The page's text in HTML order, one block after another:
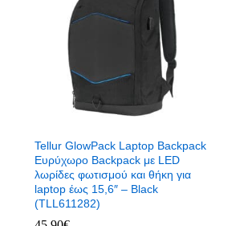
Tellur GlowPack Laptop Backpack
Ευρύχωρο Backpack με LED
λωρίδες φωτισμού και θήκη για
laptop έως 15,6″ – Black
(TLL611282)